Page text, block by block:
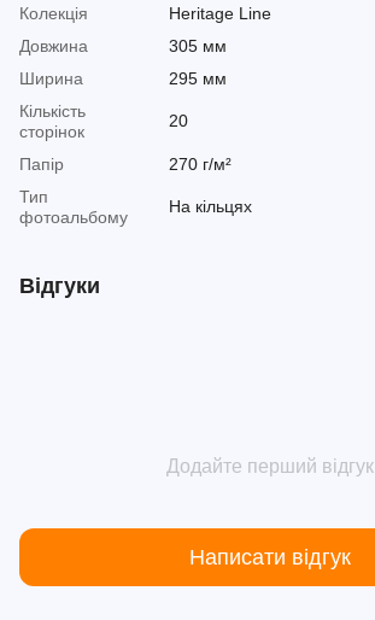
Колекція
Heritage Line
Довжина
305 мм
Ширина
295 мм
Кількість
сторінок
20
Папір
270 г/м²
Тип
фотоальбому
На кільцях
Відгуки
Додайте перший відгук
Написати відгук